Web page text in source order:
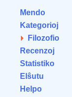
Mendo
Kategorioj
Filozofio
Recenzoj
Statistiko
Elŝutu
Helpo